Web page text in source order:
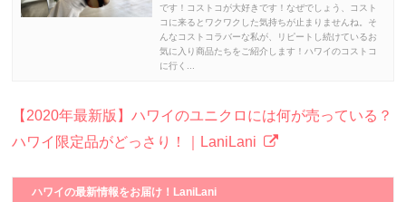
です！コストコが大好きです！なぜでしょう、コスト
コに来るとワクワクした気持ちが止まりませんね。そ
んなコストコラバーな私が、リピートし続けているお
気に入り商品たちをご紹介します！ハワイのコストコ
に行く...
【2020年最新版】ハワイのユニクロには何が売っている？
ハワイ限定品がどっさり！｜LaniLani
ハワイの最新情報をお届け！LaniLani